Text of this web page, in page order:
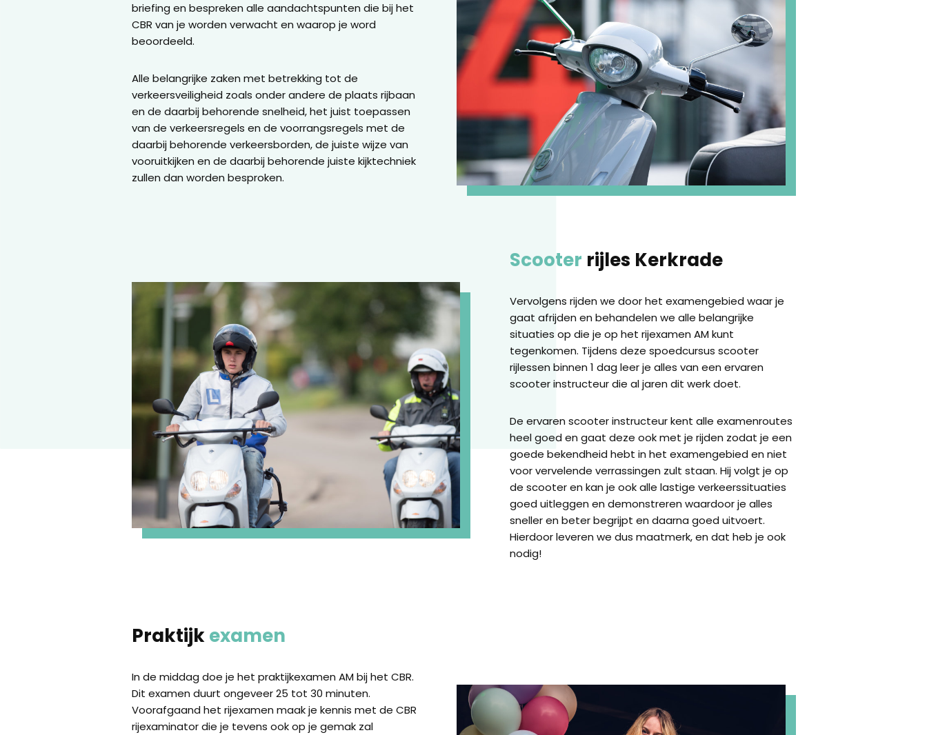
briefing en bespreken alle aandachtspunten die bij het
CBR van je worden verwacht en waarop je word
beoordeeld.
Alle belangrijke zaken met betrekking tot de
verkeersveiligheid zoals onder andere de plaats rijbaan
en de daarbij behorende snelheid, het juist toepassen
van de verkeersregels en de voorrangsregels met de
daarbij behorende verkeersborden, de juiste wijze van
vooruitkijken en de daarbij behorende juiste kijktechniek
zullen dan worden besproken.
Scooter rijles Kerkrade
Vervolgens rijden we door het examengebied waar je
gaat afrijden en behandelen we alle belangrijke
situaties op die je op het rijexamen AM kunt
tegenkomen. Tijdens deze spoedcursus scooter
rijlessen binnen 1 dag leer je alles van een ervaren
scooter instructeur die al jaren dit werk doet.
De ervaren scooter instructeur kent alle examenroutes
heel goed en gaat deze ook met je rijden zodat je een
goede bekendheid hebt in het examengebied en niet
voor vervelende verrassingen zult staan. Hij volgt je op
de scooter en kan je ook alle lastige verkeerssituaties
goed uitleggen en demonstreren waardoor je alles
sneller en beter begrijpt en daarna goed uitvoert.
Hierdoor leveren we dus maatmerk, en dat heb je ook
nodig!
Praktijkexamen
In de middag doe je het praktijkexamen AM bij het CBR.
Dit examen duurt ongeveer 25 tot 30 minuten.
Voorafgaand het rijexamen maak je kennis met de CBR
rijexaminator die je tevens ook op je gemak zal